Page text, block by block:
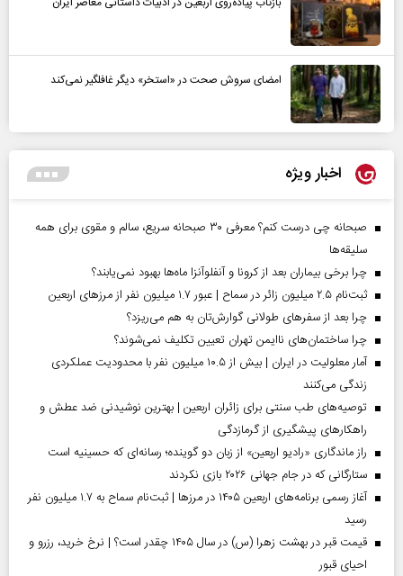
امضای سروش صحت در «استخر» دیگر غافلگیر نمی‌کند
اخبار ویژه
صبحانه چی درست کنم؟ معرفی ۳۰ صبحانه سریع، سالم و مقوی برای همه
سلیقه‌ها
چرا برخی بیماران بعد از کرونا و آنفلوآنزا ماه‌ها بهبود نمی‌یابند؟
ثبت‌نام ۲.۵ میلیون زائر در سماح | عبور ۱.۷ میلیون نفر از مرز‌های اربعین
چرا بعد از سفرهای طولانی گوارش‌تان به هم می‌ریزد؟
چرا ساختمان‌های ناایمن تهران تعیین تکلیف نمی‌شوند؟
آمار معلولیت در ایران | بیش از ۱۰.۵ میلیون نفر با محدودیت عملکردی
زندگی می‌کنند
توصیه‌های طب سنتی برای زائران اربعین | بهترین نوشیدنی ضد عطش و
راهکارهای پیشگیری از گرمازدگی
راز ماندگاری «رادیو اربعین» از زبان دو گوینده؛ رسانه‌ای که حسینیه است
ستارگانی که در جام جهانی ۲۰۲۶ بازی نکردند
آغاز رسمی برنامه‌های اربعین ۱۴۰۵ در مرز‌ها | ثبت‌نام سماح به ۱.۷ میلیون نفر
رسید
قیمت قبر در بهشت زهرا (س) در سال ۱۴۰۵ چقدر است؟ | نرخ خرید، رزرو و
احیای قبور